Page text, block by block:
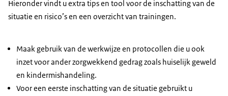
Hieronder vindt u extra tips en tool voor de inschatting van de
situatie en risico’s en een overzicht van trainingen.
Maak gebruik van de werkwijze en protocollen die u ook
inzet voor ander zorgwekkend gedrag zoals huiselijk geweld
en kindermishandeling.
Voor een eerste inschatting van de situatie gebruikt u